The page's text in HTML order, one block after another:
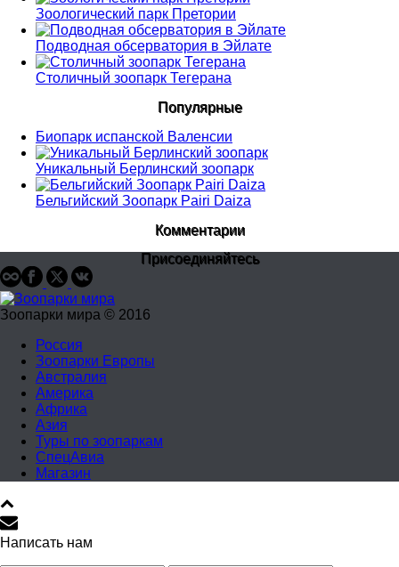
Зоологический парк Претории
Подводная обсерватория в Эйлате
Столичный зоопарк Тегерана
Популярные
Биопарк испанской Валенсии
Уникальный Берлинский зоопарк
Бельгийский Зоопарк Pairi Daiza
Комментарии
Присоединяйтесь
Зоопарки мира © 2016
Россия
Зоопарки Европы
Австралия
Америка
Африка
Азия
Туры по зоопаркам
СпецАвиа
Магазин
Написать нам